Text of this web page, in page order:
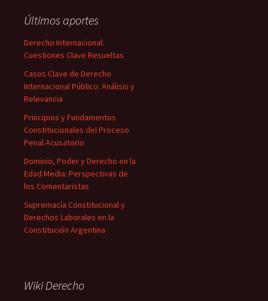
Últimos aportes
Derecho Internacional:
Cuestiones Clave Resueltas
Casos Clave de Derecho
Internacional Público: Análisis y
Relevancia
Principios y Fundamentos
Constitucionales del Proceso
Penal Acusatorio
Dominio, Poder y Derecho en la
Edad Media: Perspectivas de
los Comentaristas
Supremacía Constitucional y
Derechos Laborales en la
Constitución Argentina
Wiki Derecho